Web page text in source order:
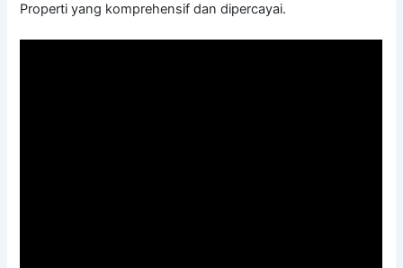
Properti yang komprehensif dan dipercayai.